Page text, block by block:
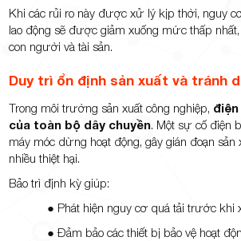
Khi các rủi ro này được xử lý kịp thời, nguy
lao động sẽ được giảm xuống mức thấp
con người và tài sản.
Duy trì ổn định sản xuất và tránh
Trong môi trường sản xuất công nghiệp,
của toàn bộ dây chuyền. Một sự cố điện
máy móc dừng hoạt động, gây gián đoạn sản
nhiều thiệt hại.
Bảo trì định kỳ giúp:
● Phát hiện nguy cơ quá tải trước khi
● Đảm bảo các thiết bị bảo vệ hoạt